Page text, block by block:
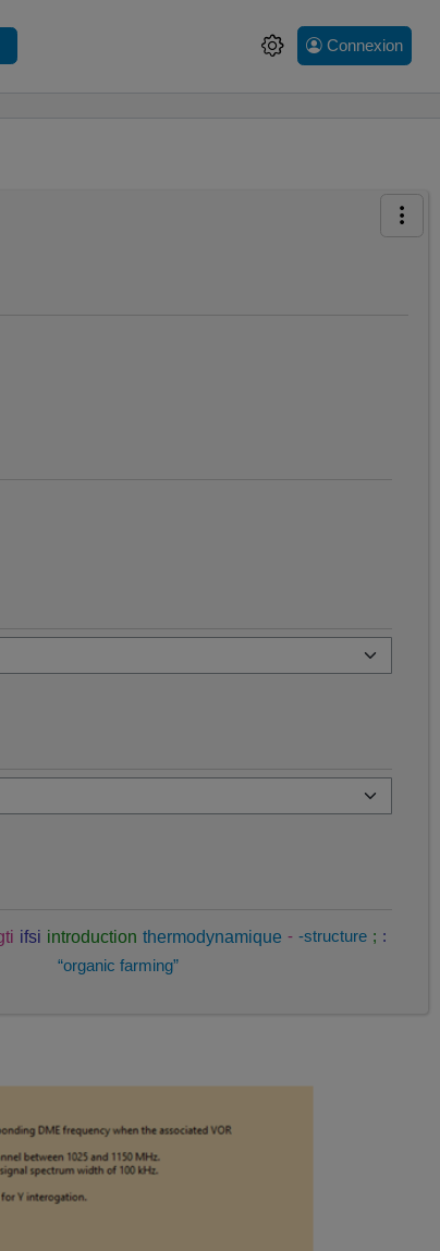
Connexion
ifsi introduction thermodynamique - -structure ; :
“organic farming”